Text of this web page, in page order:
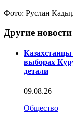
Фото: Руслан
Другие новости
Казахстанцы
выборах
детали
09.08.26
Общество